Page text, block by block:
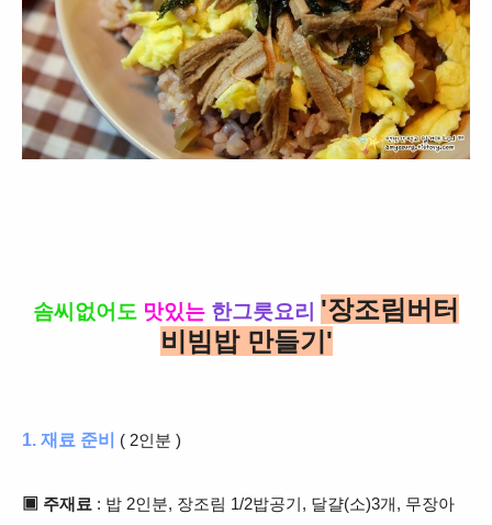
솜씨없어도 맛있는 한그릇요리 '장조림버터
비빔밥 만들기'
1. 재료 준비 ( 2인분 )
▣ 주재료 : 밥 2인분, 장조림 1/2밥공기, 달걀(소)3개, 무장아